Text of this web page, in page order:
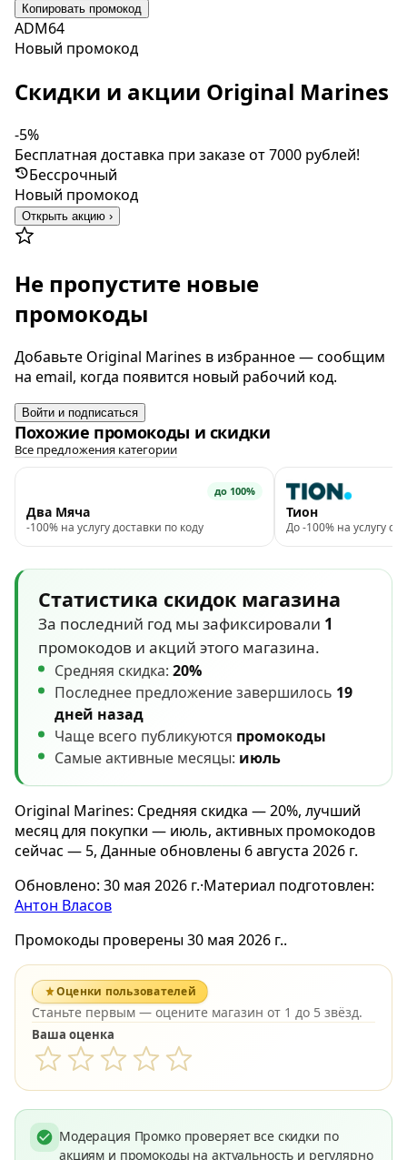
Копировать промокод
ADM64
Новый промокод
Скидки и акции Original Marines
-5%
Бесплатная доставка при заказе от 7000 рублей!
Бессрочный
Новый промокод
Открыть акцию ›
Не пропустите новые
промокоды
Добавьте Original Marines в избранное — сообщим
на email, когда появится новый рабочий код.
Войти и подписаться
Похожие промокоды и скидки
Все предложения категории
до 100%
Два Мяча
-100% на услугу доставки по коду
Тион
До -100% на услугу
Статистика скидок магазина
За последний год мы зафиксировали 1
промокодов и акций этого магазина.
Средняя скидка: 20%
Последнее предложение завершилось 19
дней назад
Чаще всего публикуются промокоды
Самые активные месяцы: июль
Original Marines: Средняя скидка — 20%, лучший
месяц для покупки — июль, активных промокодов
сейчас — 5, Данные обновлены 6 августа 2026 г.
Обновлено: 30 мая 2026 г.·Материал подготовлен:
Антон Власов
Промокоды проверены 30 мая 2026 г..
Оценки пользователей
Станьте первым — оцените магазин от 1 до 5 звёзд.
Ваша оценка
Модерация Промко проверяет все скидки по
акциям и промокоды на актуальность и регулярно